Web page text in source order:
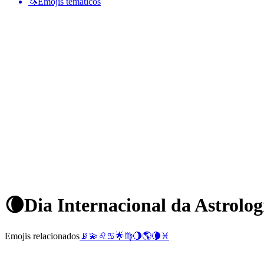
🌘Dia Internacional da
Emojis relacionados 📡 💫 ♌♋🌟♍🌖🌎🌘♓